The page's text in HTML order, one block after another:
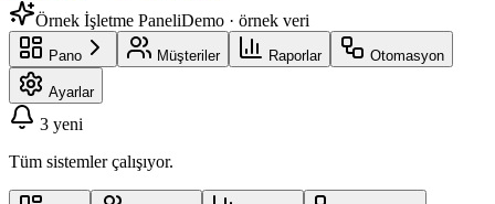
Örnek İşletme PaneliDemo · örnek veri
Pano Müşteriler Raporlar Otomasyon
Ayarlar
3 yeni
Tüm sistemler çalışıyor.